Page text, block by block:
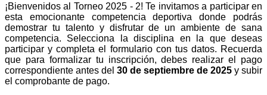
¡Bienvenidos al Torneo 2025 - 2! Te invitamos a participar en
esta emocionante competencia deportiva donde podrás
demostrar tu talento y disfrutar de un ambiente de sana
competencia. Selecciona la disciplina en la que deseas
participar y completa el formulario con tus datos. Recuerda
que para formalizar tu inscripción, debes realizar el pago
correspondiente antes del 30 de septiembre de 2025 y subir
el comprobante de pago.